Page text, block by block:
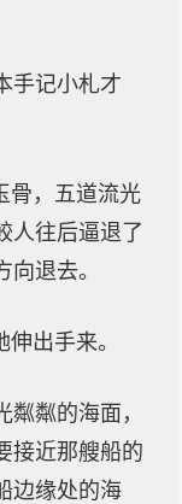
手记小札才
骨，五道流光
人往后逼退了
退去。
出手来。
粼的海面，
接近那艘船的
边缘处的海